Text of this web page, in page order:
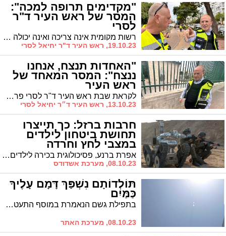
"מקדימים תרופה למכה":
המסר של ראש העיר ד"ר
לסרי
רשות מקומית אינה צריכה ואינה יכולה להחליף את המדינה בשמירה על הביטחון הלאומי, אך היא חייבת ויכולה להיות שותפה מרכזית ופעילה בהגנה על חיי התושבים בחירום. המסר של ראש העיר ד"ר לסרי
19.10.23, ראש העיר ד"ר יחיאל לסרי
"האחדות תנצח, אנחנו
ננצח": המסר המאחד של
ראש העיר
לקראת שבת ראש העיר ד"ר לסרי פרסם פוסט מרגש בו הוא קורא לאחדות העם ומבקש להפגין מעט אופטימיות. "שהאור הגדול ישוב לחיינו"
13.10.23, ראש העיר ד״ר יחיאל לסרי
חרבות ברזל: כך תייצרו
תחושת ביטחון לילדים
במצבי לחץ וחרדה
אפרת ברנע, פסיכולוגית בכירה לילדים ונוער במרכז לבריאות הנפש רמת חן של כללית בתל-אביב, מפרטת המלצות להורים להקלה במצבי מתח אצל ילדים ● תדברו על הרגשות ותשמרו על השגרה
08.10.23, מערכת אשדודס
תּוֹלְדוֹתָם נִשְׁפַּךְ דָּמָם עָלֶיךָ
כַּמַּיִם
בתפילת גשם הנאמרת במוסף התעטפו המתפללים בטליתם והתייחדו עם קונם. המילים המרטיטות קיבלו פתאום משמעות אחרת. תוֹלְדוֹתָם נִשְׁפַּךְ דָּמָם עָלֶיךָ כַּמַּיִם, תֵּפֶן כִּי נַפְשֵׁנוּ אָפְפוּ מַיִם.
08.10.23, מערכת האתר